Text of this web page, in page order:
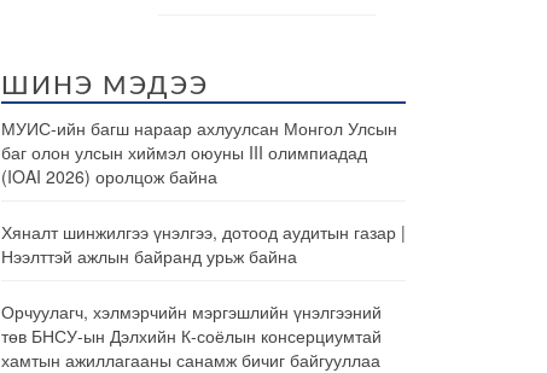
ШИНЭ МЭДЭЭ
МУИС-ийн багш нараар ахлуулсан Монгол Улсын
баг олон улсын хиймэл оюуны III олимпиадад
(IOAI 2026) оролцож байна
Хяналт шинжилгээ үнэлгээ, дотоод аудитын газар |
Нээлттэй ажлын байранд урьж байна
Орчуулагч, хэлмэрчийн мэргэшлийн үнэлгээний
төв БНСУ-ын Дэлхийн К-соёлын консерциумтай
хамтын ажиллагааны санамж бичиг байгууллаа